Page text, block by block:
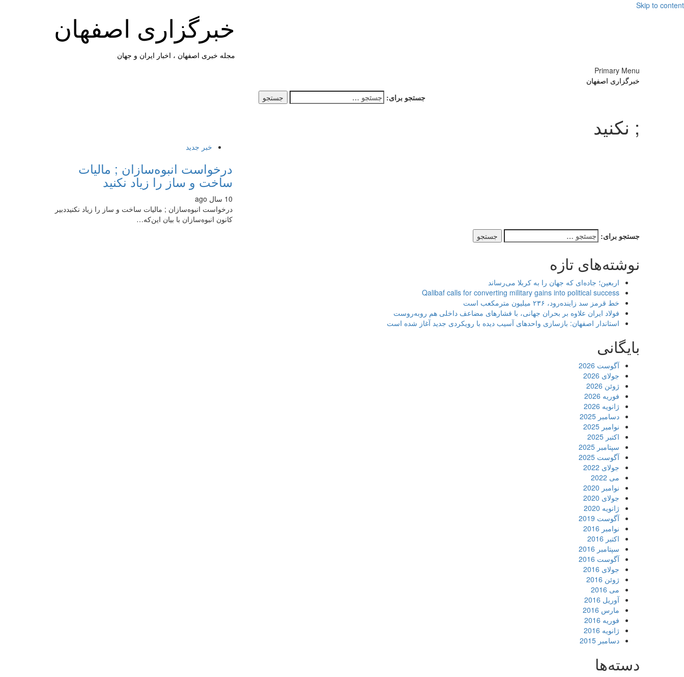
Skip to content
خبرگزاری اصفهان
مجله خبری اصفهان ، اخبار ایران و جهان
Primary Menu
خبرگزاری اصفهان
جستجو برای:
; نکنید
خبر جدید
درخواست انبوه‌سازان ; مالیات
ساخت و ساز را زیاد نکنید
10 سال ago
درخواست انبوه‌سازان ; مالیات ساخت و ساز را زیاد نکنیددبیر
کانون انبوه‌سازان با بیان این‌که…
جستجو برای:
نوشته‌های تازه
اربعین؛ جاده‌ای که جهان را به کربلا می‌رساند
Qalibaf calls for converting military gains into political success
خط قرمز سد زاینده‌رود، ۲۳۶ میلیون مترمکعب است
فولاد ایران علاوه بر بحران جهانی، با فشارهای مضاعف داخلی هم روبه‌روست
استاندار اصفهان: بازسازی واحدهای آسیب دیده با رویکردی جدید آغاز شده است
بایگانی
آگوست 2026
جولای 2026
ژوئن 2026
فوریه 2026
ژانویه 2026
دسامبر 2025
نوامبر 2025
اکتبر 2025
سپتامبر 2025
آگوست 2025
جولای 2022
می 2022
نوامبر 2020
جولای 2020
ژانویه 2020
آگوست 2019
نوامبر 2016
اکتبر 2016
سپتامبر 2016
آگوست 2016
جولای 2016
ژوئن 2016
می 2016
آوریل 2016
مارس 2016
فوریه 2016
ژانویه 2016
دسامبر 2015
دسته‌ها